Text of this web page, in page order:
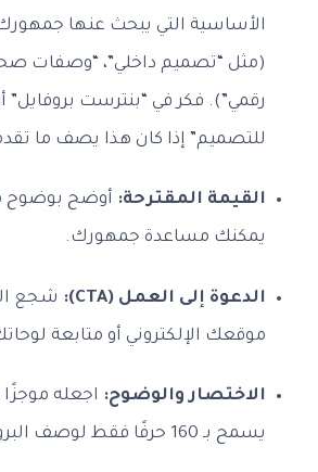
الأساسية التي يبحث عنها
(مثل “تصميم داخلي”، “وصفات
رقمي”). فكر في “بنترست بروفايل”
للتصميم” إذا كان هذا يصف ما
القيمة المقترحة: أوضح بوضوح
يمكنك مساعدة جمهورك.
الدعوة إلى العمل (CTA): شجع
موقعك الإلكتروني أو متابعة
الاختصار والوضوح: اجعله
يسمح بـ 160 حرفًا فقط لوصف البروفايل.